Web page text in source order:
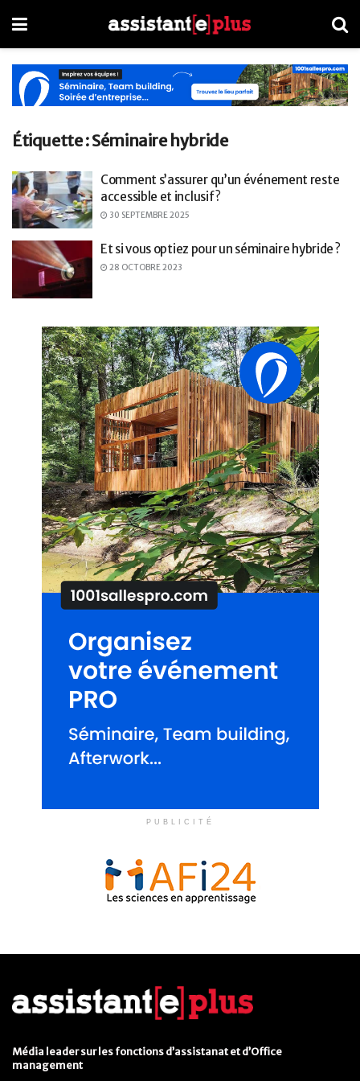
Étiquette :Séminaire hybride
Comment s’assurer qu’un événement reste
accessible et inclusif ?
30 SEPTEMBRE 2025
Et si vous optiez pour un séminaire hybride ?
28 OCTOBRE 2023
PUBLICITÉ
Média leader sur les fonctions d’assistanat et d’Office
management